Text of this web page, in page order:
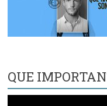
QUE